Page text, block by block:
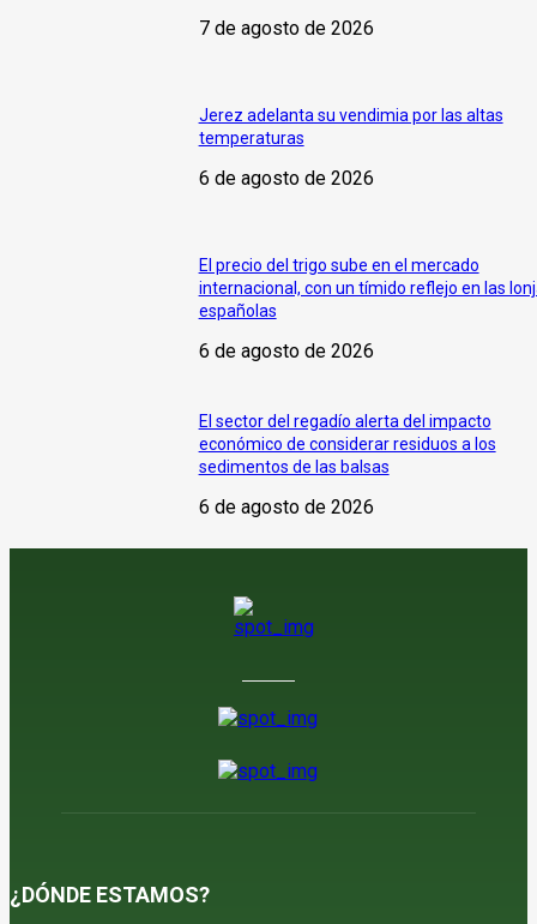
7 de agosto de 2026
Jerez adelanta su vendimia por las altas
temperaturas
6 de agosto de 2026
El precio del trigo sube en el mercado
internacional, con un tímido reflejo en las
españolas
6 de agosto de 2026
El sector del regadío alerta del impacto
económico de considerar residuos a los
sedimentos de las balsas
6 de agosto de 2026
¿DÓNDE ESTAMOS?